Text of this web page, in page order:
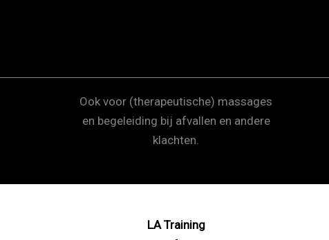
Ook voor (therapeutische) massages
en begeleiding bij afvallen en andere
klachten.
LA Training